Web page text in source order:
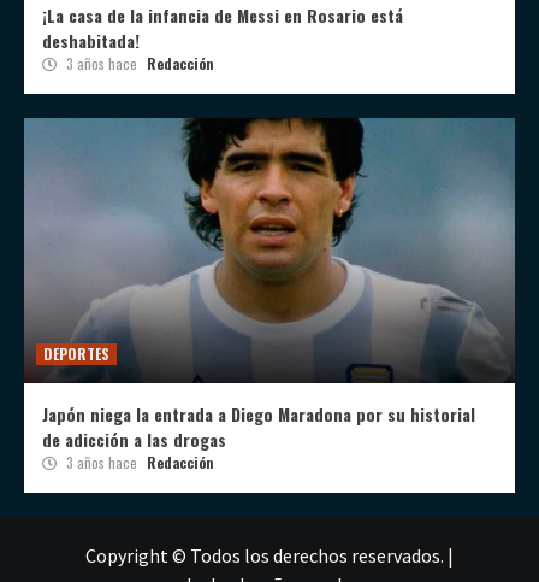
¡La casa de la infancia de Messi en Rosario está
deshabitada!
3 años hace Redacción
DEPORTES
Japón niega la entrada a Diego Maradona por su historial
de adicción a las drogas
3 años hace Redacción
Copyright © Todos los derechos reservados. |